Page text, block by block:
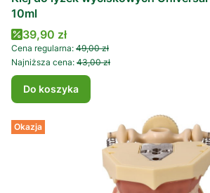
10ml
Cena promocyjna
39,90 zł
Cena regularna: 49,00 zł
Najniższa cena: 43,00 zł
Do koszyka
Okazja